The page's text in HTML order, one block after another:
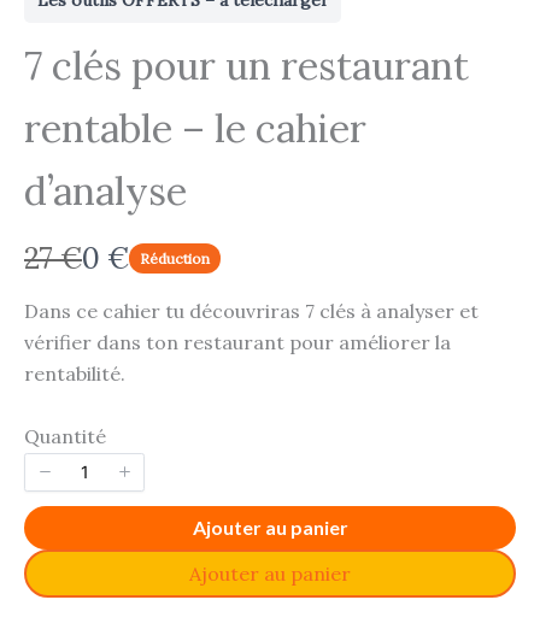
7 clés pour un restaurant
rentable – le cahier
d’analyse
É
t
a
i
t
27 €M
a
i
n
t
e
n
a
n
0 € Réduction
Dans ce cahier tu découvriras 7 clés à analyser et
vérifier dans ton restaurant pour améliorer la
rentabilité.
Quantité
Ajouter au panier
Ajouter au panier